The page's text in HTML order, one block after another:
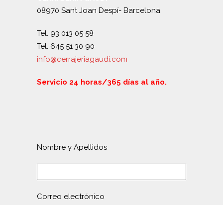
08970 Sant Joan Despí- Barcelona
Tel. 93 013 05 58
Tel. 645 51 30 90
info@cerrajeriagaudi.com
Servicio 24 horas/365 días al año.
Nombre y Apellidos
Correo electrónico